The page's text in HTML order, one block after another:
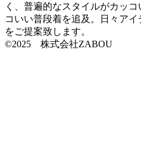
く、普遍的なスタイルがカッ
コいい普段着を追及。日々ア
をご提案致します。
©2025 株式会社ZABOU